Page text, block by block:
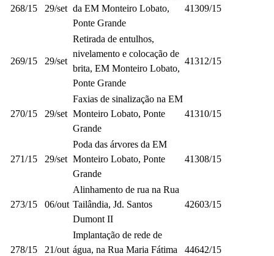
268/15 29/set da EM Monteiro Lobato,
Ponte Grande
41309/15
269/15 29/set
Retirada de entulhos,
nivelamento e colocação de
brita, EM Monteiro Lobato,
Ponte Grande
41312/15
270/15 29/set
Faxias de sinalização na EM
Monteiro Lobato, Ponte
Grande
41310/15
271/15 29/set
Poda das árvores da EM
Monteiro Lobato, Ponte
Grande
41308/15
273/15 06/out
Alinhamento de rua na Rua
Tailândia, Jd. Santos
Dumont II
42603/15
278/15 21/out
Implantação de rede de
água, na Rua Maria Fátima
44642/15